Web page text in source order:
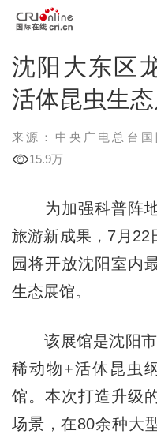
沈阳大东区
活体昆虫生
来源：中央广电总台国
15.9万
为加强科普阵地
旅游新成果，7月22
园将开放沈阳室内
生态展馆。
该展馆是沈阳市
稀动物+活体昆虫
馆。本次打造升级
场景，在80余种大